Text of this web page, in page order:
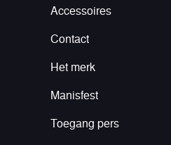
Accessoires
Contact
Het merk
Manisfest
Toegang pers